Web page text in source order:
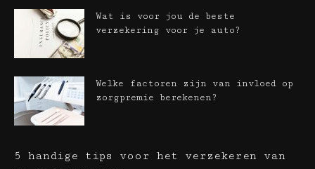
Wat is voor jou de beste
verzekering voor je auto?
Welke factoren zijn van invloed op
zorgpremie berekenen?
5 handige tips voor het verzekeren van